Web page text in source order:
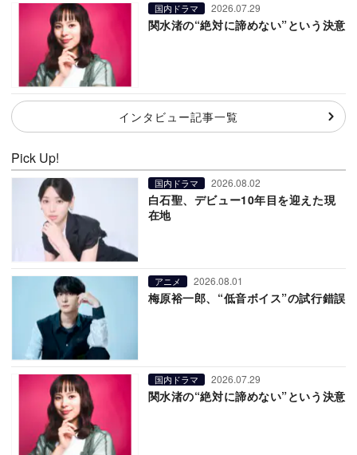
国内ドラマ 2026.07.29
関水渚の“絶対に諦めない”という決意
インタビュー記事一覧
Pick Up!
国内ドラマ 2026.08.02
白石聖、デビュー10年目を迎えた現
在地
アニメ 2026.08.01
梅原裕一郎、“低音ボイス”の試行錯誤
国内ドラマ 2026.07.29
関水渚の“絶対に諦めない”という決意